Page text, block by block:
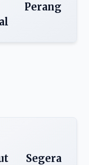
Perang
Segera